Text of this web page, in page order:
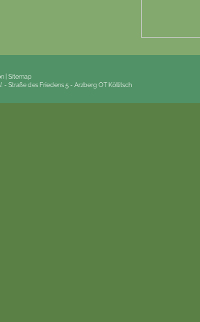
| Sitemap
- Straße des Friedens 5 - Arzberg OT Köllitsch